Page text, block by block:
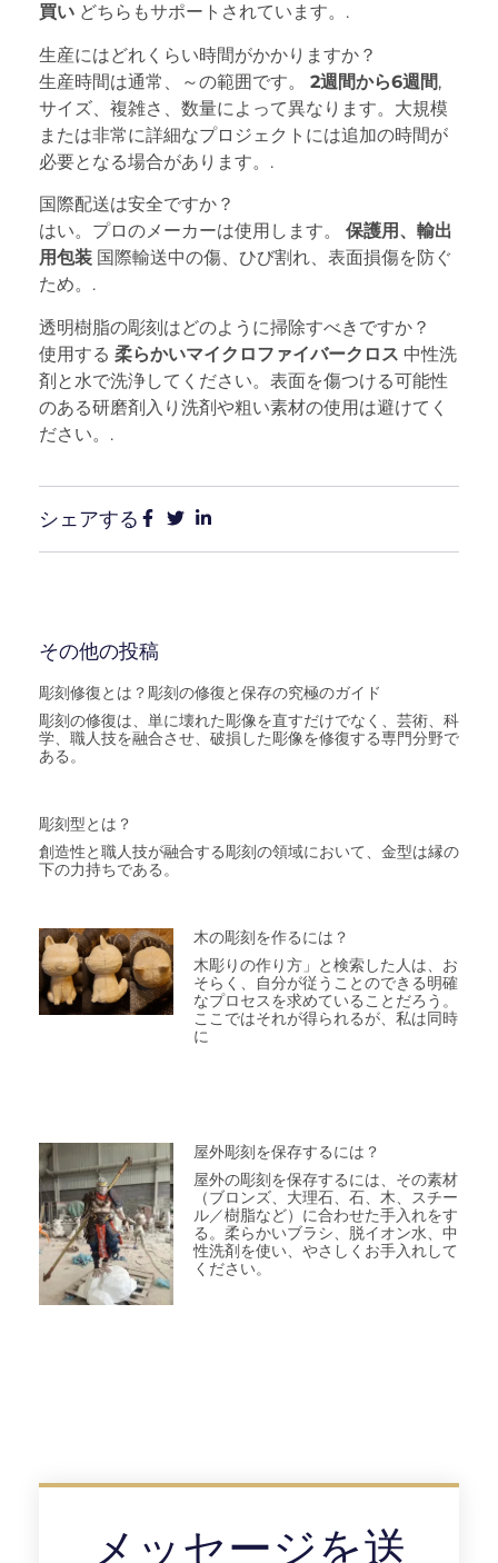
買い どちらもサポートされています。.
生産にはどれくらい時間がかかりますか？
生産時間は通常、～の範囲です。 2週間から6週間,
サイズ、複雑さ、数量によって異なります。大規模
または非常に詳細なプロジェクトには追加の時間が
必要となる場合があります。.
国際配送は安全ですか？
はい。プロのメーカーは使用します。 保護用、輸出
用包装 国際輸送中の傷、ひび割れ、表面損傷を防ぐ
ため。.
透明樹脂の彫刻はどのように掃除すべきですか？
使用する 柔らかいマイクロファイバークロス 中性洗
剤と水で洗浄してください。表面を傷つける可能性
のある研磨剤入り洗剤や粗い素材の使用は避けてく
ださい。.
シェアする
その他の投稿
彫刻修復とは？彫刻の修復と保存の究極のガイド
彫刻の修復は、単に壊れた彫像を直すだけでなく、芸術、科
学、職人技を融合させ、破損した彫像を修復する専門分野で
ある。
彫刻型とは？
創造性と職人技が融合する彫刻の領域において、金型は縁の
下の力持ちである。
木の彫刻を作るには？
木彫りの作り方」と検索した人は、お
そらく、自分が従うことのできる明確
なプロセスを求めていることだろう。
ここではそれが得られるが、私は同時
に
屋外彫刻を保存するには？
屋外の彫刻を保存するには、その素材
（ブロンズ、大理石、石、木、スチー
ル／樹脂など）に合わせた手入れをす
る。柔らかいブラシ、脱イオン水、中
性洗剤を使い、やさしくお手入れして
ください。
メッセージを送